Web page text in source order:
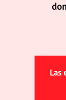
Las